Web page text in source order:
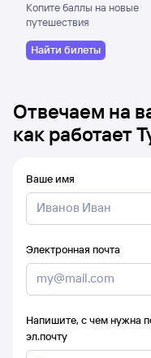
Копите баллы на новые
путешествия
Найти билеты
Отвечаем на
как работает
Ваше имя
Электронная почта
Напишите, с чем нужна
эл.почту